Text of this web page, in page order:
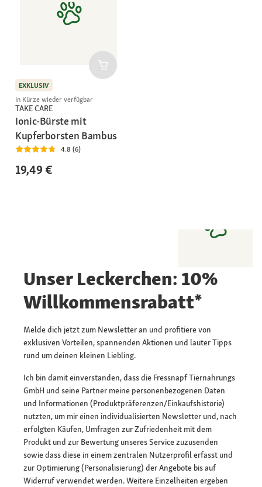
EXKLUSIV
In Kürze wieder verfügbar
TAKE CARE
Ionic-Bürste mit
Kupferborsten Bambus
4.8 (6)
19,49 €
Unser Leckerchen: 10%
Willkommensrabatt*
Melde dich jetzt zum Newsletter an und profitiere von
exklusiven Vorteilen, spannenden Aktionen und lauter Tipps
rund um deinen kleinen Liebling.
Ich bin damit einverstanden, dass die Fressnapf Tiernahrungs
GmbH und seine Partner meine personenbezogenen Daten
und Informationen (Produktpräferenzen/Einkaufshistorie)
nutzten, um mir einen individualisierten Newsletter und, nach
erfolgten Käufen, Umfragen zur Zufriedenheit mit dem
Produkt und zur Bewertung unseres Service zuzusenden
sowie dass diese in einem zentralen Nutzerprofil erfasst und
zur Optimierung (Personalisierung) der Angebote bis auf
Widerruf verwendet werden. Weitere Einzelheiten ergeben